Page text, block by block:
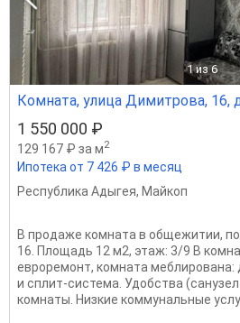
1 из 6
Комната, улица Димитрова, 16,
1 550 000 ₽
129 167 ₽ за м2
Ипотека от 7 426 ₽ в месяц
Республика Адыгея, Майкоп
В продаже комната в общежитии,
16. Площадь 12 м2, этаж: 3/9 В
евроремонт, комната меблирована:
и сплит-система. Удобства
комнаты. Низкие коммунальные